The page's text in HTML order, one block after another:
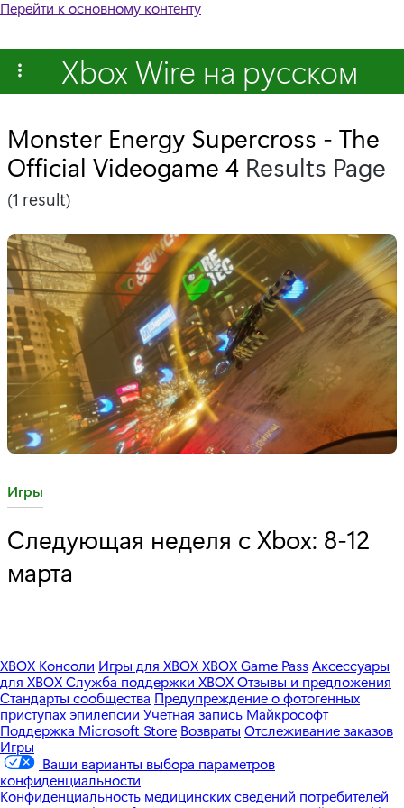
Перейти к основному контенту
Xbox Wire на русском
Monster Energy Supercross - The
Official Videogame 4 Results Page
(1 result)
C
t
g
y
:
Игры
Следующая неделя с Xbox: 8-12
марта
XBOX Консоли Игры для XBOXXBOX Game PassАксессуары
для XBOXСлужба поддержки XBOXОтзывы и предложения
Стандарты сообщества Предупреждение о фотогенных
приступах эпилепсии Учетная запись Майкрософт
Поддержка Microsoft Store Возвраты Отслеживание заказов
Игры
Ваши варианты выбора параметров
конфиденциальности
Конфиденциальность медицинских сведений потребителей